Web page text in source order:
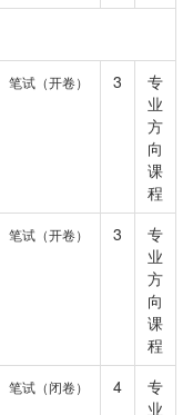
笔试（开卷） 3
专
业
方
向
课
程
笔试（开卷） 3
专
业
方
向
课
程
笔试（闭卷） 4
专
业